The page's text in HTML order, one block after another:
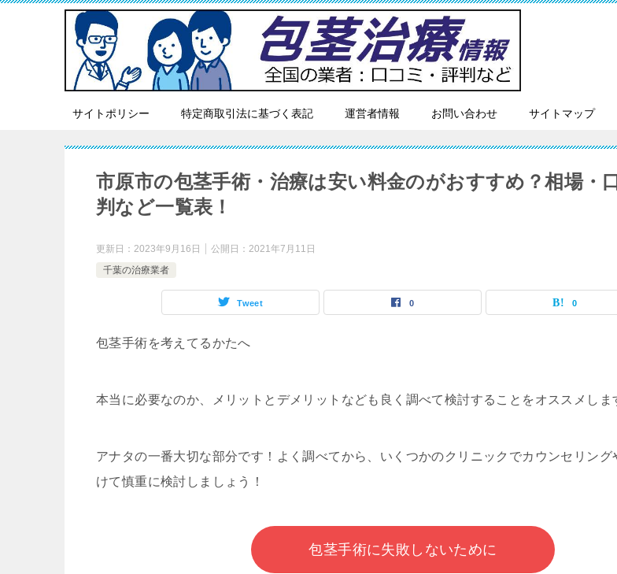
サイトポリシー 特定商取引法に基づく表記 運営者情報 お問い合わせ サイトマップ
市原市の包茎手術・治療は安い料金のがおすすめ？相場・
判など一覧表！
更新日： 2023年9月16日 公開日： 2021年7月11日
千葉の治療業者
Tweet 0 0
包茎手術を考えてるかたへ
本当に必要なのか、メリットとデメリットなども良く調べて検討することをオススメしま
アナタの一番大切な部分です！よく調べてから、いくつかのクリニックでカウンセリング
けて慎重に検討しましょう！
包茎手術に失敗しないために